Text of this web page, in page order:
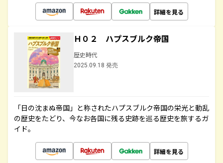
詳細を見る
Ｈ０２ ハプスブルク帝国
歴史時代
2025.09.18 発売
「日の沈まぬ帝国」と称されたハプスブルク帝国の栄光と動乱
の歴史をたどり、今なお各国に残る史跡を巡る歴史を旅するガ
イド。
詳細を見る